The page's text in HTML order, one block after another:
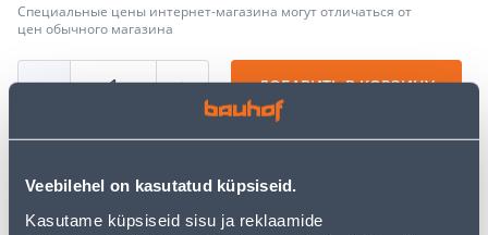
Veebilehel on kasutatud küpsiseid.
Kasutame küpsiseid sisu ja reklaamide
Специальные цены интернет-магазина могут отличаться от
цен обычного магазина
− + ДОБАВИТЬ В КОРЗИНУ